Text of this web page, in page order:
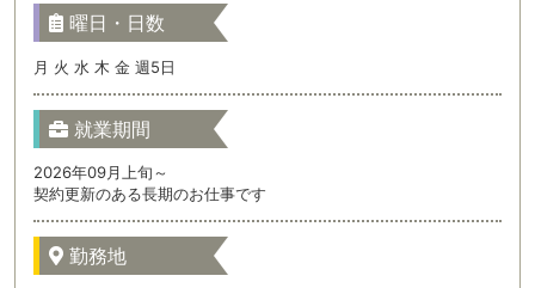
曜日・日数
月 火 水 木 金 週5日
就業期間
2026年09月上旬～
契約更新のある長期のお仕事です
勤務地